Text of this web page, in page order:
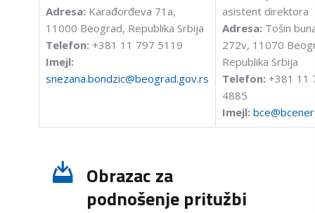
Adresa: Karađorđeva 71a,
11000 Beograd, Republika Srbija
Telefon: +381 11 797 5119
Imejl:
snezana.bondzic@beograd.gov.rs
asistent direktora
Adresa: Tošin
272v, 11070
Republika Srbija
Telefon: +381 11
4885
Imejl:
Obrazac za
podnošenje pritužbi